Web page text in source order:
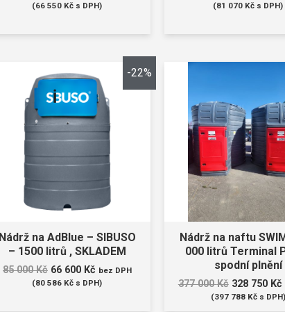
(66 550 Kč s DPH)
(81 070 Kč s DPH)
-22%
Nádrž na AdBlue – SIBUSO
– 1500 litrů , SKLADEM
85 000Kč 66 600 Kč bez DPH
(80 586 Kč s DPH)
Nádrž na naftu
000 litrů Terminal
spodní plnění
377 000Kč 328 750 Kč
(397 788 Kčs DPH)